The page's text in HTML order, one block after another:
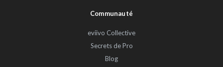
Communauté
eviivo Collective
Secrets de Pro
Blog